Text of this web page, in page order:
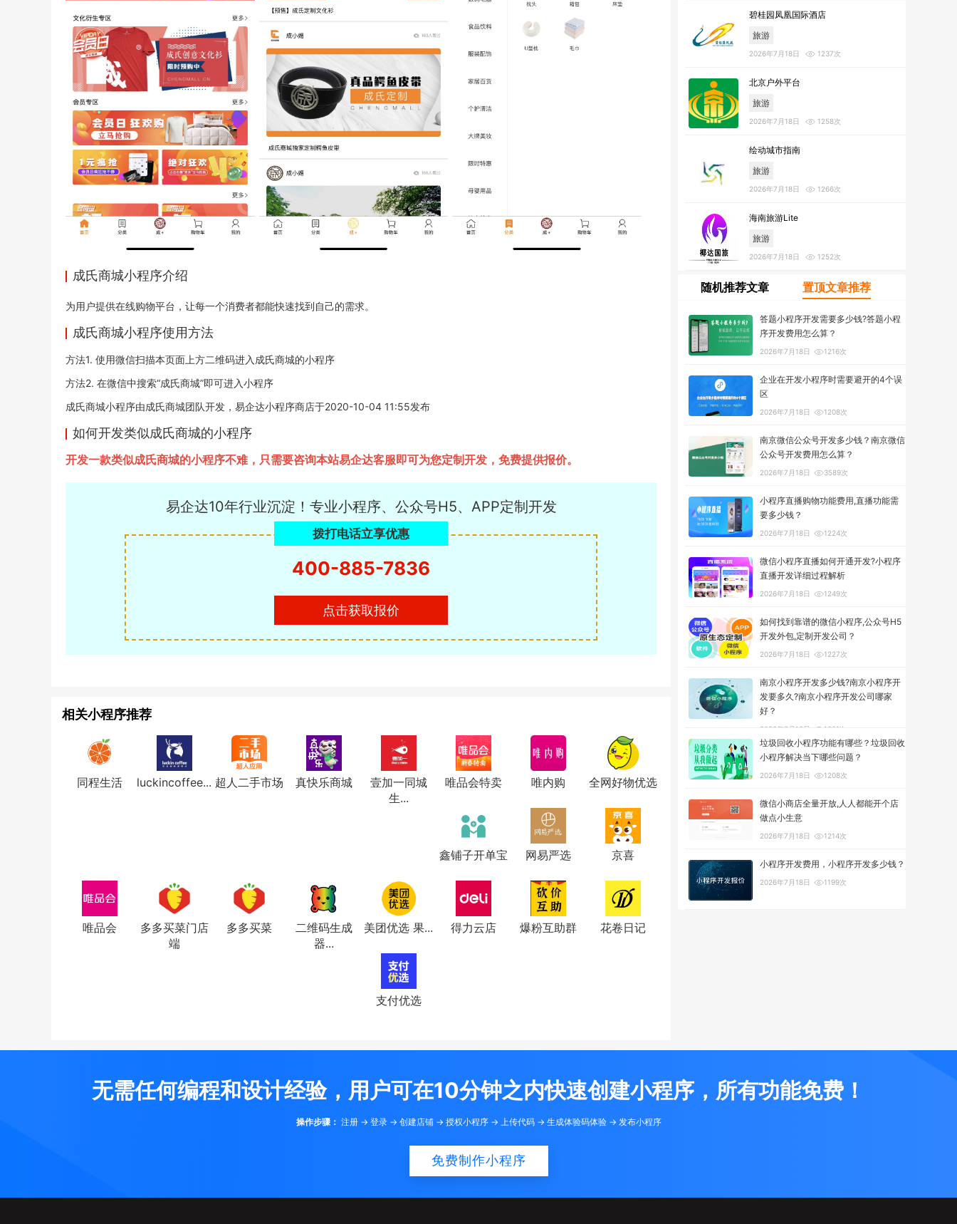
成氏商城小程序介绍
为用户提供在线购物平台，让每一个消费者都能快速找到自己的需求。
成氏商城小程序使用方法
方法1. 使用微信扫描本页面上方二维码进入成氏商城的小程序
方法2. 在微信中搜索“成氏商城”即可进入小程序
成氏商城小程序由成氏商城团队开发，易企达小程序商店于2020-10-04 11:55发布
如何开发类似成氏商城的小程序
开发一款类似成氏商城的小程序不难，只需要咨询本站易企达客服即可为您定制开发，免费提供报价。
易企达10年行业沉淀！专业小程序、公众号H5、APP定制开发
拨打电话立享优惠
400-885-7836
点击获取报价
相关小程序推荐
同程生活 luckincoffee... 超人二手市场 真快乐商城
壹加一同城
生...
唯品会特卖 唯内购 全网好物优选
鑫铺子开单宝 网易严选 京喜
唯品会
多多买菜门店
端
多多买菜
二维码生成
器...
美团优选 果... 得力云店 爆粉互助群 花卷日记
支付优选
碧桂园凤凰国际酒店
旅游
2026年7月18日 1237次
北京户外平台
旅游
2026年7月18日 1258次
绘动城市指南
旅游
2026年7月18日 1266次
海南旅游Lite
旅游
2026年7月18日 1252次
随机推荐文章 置顶文章推荐
答题小程序开发需要多少钱?答题小程
序开发费用怎么算？
2026年7月18日 1216次
企业在开发小程序时需要避开的4个误
区
2026年7月18日 1208次
南京微信公众号开发多少钱？南京微信
公众号开发费用怎么算？
2026年7月18日 3589次
小程序直播购物功能费用,直播功能需
要多少钱？
2026年7月18日 1224次
微信小程序直播如何开通开发?小程序
直播开发详细过程解析
2026年7月18日 1249次
如何找到靠谱的微信小程序,公众号H5
开发外包,定制开发公司？
2026年7月18日 1227次
南京小程序开发多少钱?南京小程序开
发要多久?南京小程序开发公司哪家
好？
2026年7月18日 1301次
垃圾回收小程序功能有哪些？垃圾回收
小程序解决当下哪些问题？
2026年7月18日 1208次
微信小商店全量开放,人人都能开个店
做点小生意
2026年7月18日 1214次
小程序开发费用，小程序开发多少钱？
2026年7月18日 1199次
无需任何编程和设计经验，用户可在10分钟之内快速创建小程序，所有功能免费！
操作步骤： 注册 -> 登录 -> 创建店铺 -> 授权小程序 -> 上传代码 -> 生成体验码体验 -> 发布小程序
免费制作小程序